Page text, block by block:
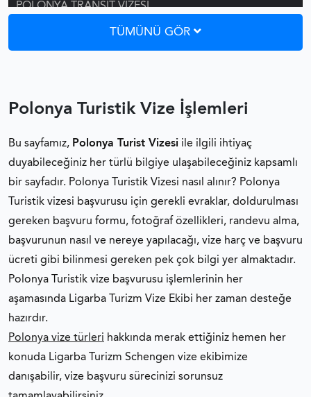
POLONYA TRANSIT VIZESI
POLONYA AILE BIRLEŞIMI VIZESI
POLONYA ÇALIŞMA VIZESI
POLONYA VIZE REDDI
POLONYA VIZESI FORMLAR
TÜMÜNÜ GÖR
Polonya Turistik Vize İşlemleri
Bu sayfamız, Polonya Turist Vizesi ile ilgili ihtiyaç
duyabileceğiniz her türlü bilgiye ulaşabileceğiniz kapsamlı
bir sayfadır. Polonya Turistik Vizesi nasıl alınır? Polonya
Turistik vizesi başvurusu için gerekli evraklar, doldurulması
gereken başvuru formu, fotoğraf özellikleri, randevu alma,
başvurunun nasıl ve nereye yapılacağı, vize harç ve başvuru
ücreti gibi bilinmesi gereken pek çok bilgi yer almaktadır.
Polonya Turistik vize başvurusu işlemlerinin her
aşamasında Ligarba Turizm Vize Ekibi her zaman desteğe
hazırdır.
Polonya vize türleri hakkında merak ettiğiniz hemen her
konuda Ligarba Turizm Schengen vize ekibimize
danışabilir, vize başvuru sürecinizi sorunsuz